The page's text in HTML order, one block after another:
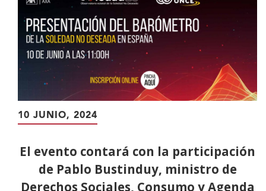
10 JUNIO, 2024
El evento contará con la participación
de Pablo Bustinduy, ministro de
Derechos Sociales, Consumo y Agenda